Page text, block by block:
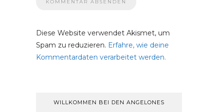
Diese Website verwendet Akismet, um
Spam zu reduzieren. Erfahre, wie deine
Kommentardaten verarbeitet werden.
WILLKOMMEN BEI DEN ANGELONES